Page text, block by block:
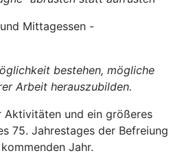
Mittagessen -
bestehen, mögliche
Arbeit herauszubilden.
Aktivitäten und ein größeres
75. Jahrestages der Befreiung
Jahr.